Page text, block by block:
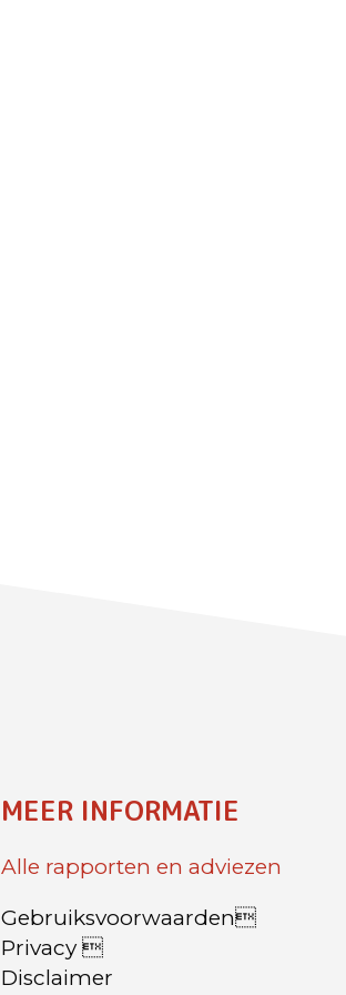
MEER INFORMATIE
Alle rapporten en adviezen
Gebruiksvoorwaarden
Privacy 
Disclaimer